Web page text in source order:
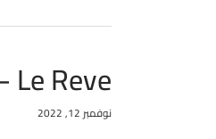
Le Reve – دبي
نوفمبر 12, 2022